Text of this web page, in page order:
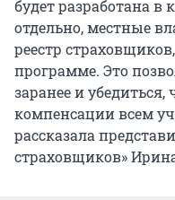
будет разработана в
отдельно, местные
реестр
программе. Это
заранее и
компенсации всем
рассказала
страховщиков»